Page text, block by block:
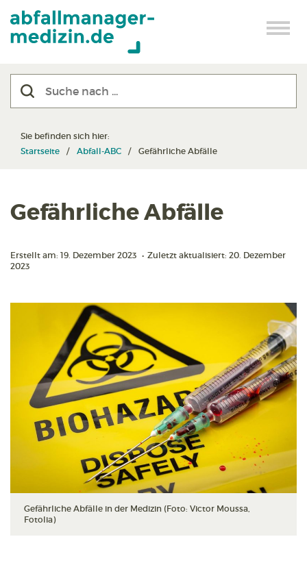
Sie befinden sich hier:
Startseite
Abfall-ABC Gefährliche Abfälle
Gefährliche Abfälle
Erstellt am: 19. Dezember 2023 • Zuletzt aktualisiert: 20. Dezember
2023
Gefährliche Abfälle in der Medizin (Foto: Victor Moussa,
Fotolia)